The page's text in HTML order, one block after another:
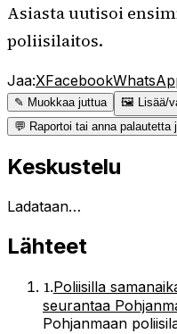
Asiasta uutisoi
poliisilaitos.
Jaa:XFacebook
✎ Muokkaa juttua
🖼 Lisää/
💬 Raportoi tai anna palautetta
Keskustelu
Ladataan…
Lähteet
1.Poliisilla
seurantaa
Pohjanmaan